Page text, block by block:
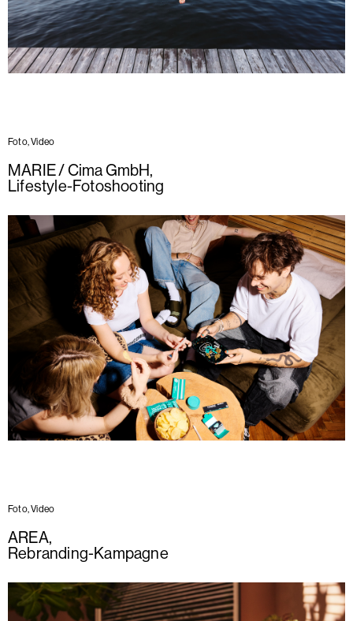
Foto, Video
MARIE / Cima GmbH,
Lifestyle-Fotoshooting
Foto, Video
AREA,
Rebranding-Kampagne